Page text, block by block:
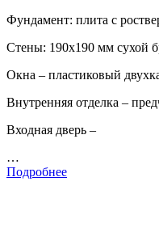
Фундамент: плита с
Стены: 190х190 мм сухой
Окна – пластиковый
Внутренняя отделка –
Входная дверь –
…
Подробнее